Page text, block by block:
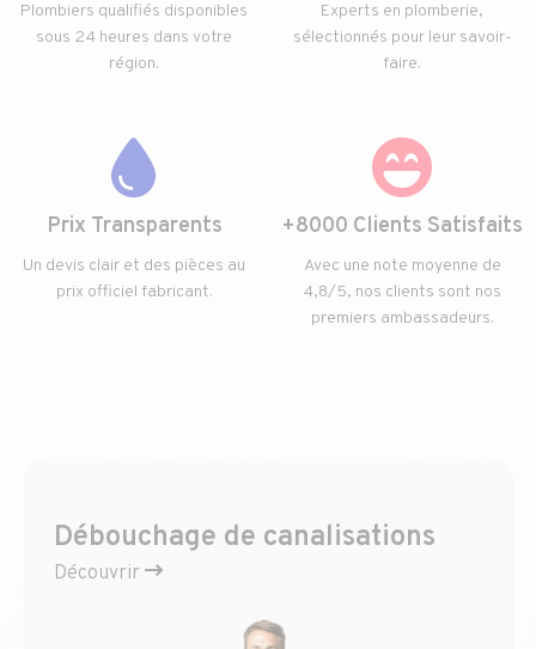
Plombiers qualifiés disponibles
sous 24 heures dans votre
région.
Experts en plomberie,
sélectionnés pour leur savoir-
faire.
Prix Transparents
Un devis clair et des pièces au
prix officiel fabricant.
+8000 Clients Satisfaits
Avec une note moyenne de
4,8/5, nos clients sont nos
premiers ambassadeurs.
Débouchage de canalisations
Découvrir